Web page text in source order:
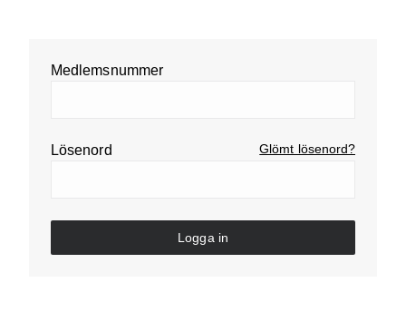
Medlemsnummer
Lösenord Glömt lösenord?
Logga in